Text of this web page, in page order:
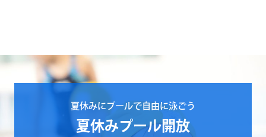
夏休みにプールで自由に泳ごう
夏休みプール開放